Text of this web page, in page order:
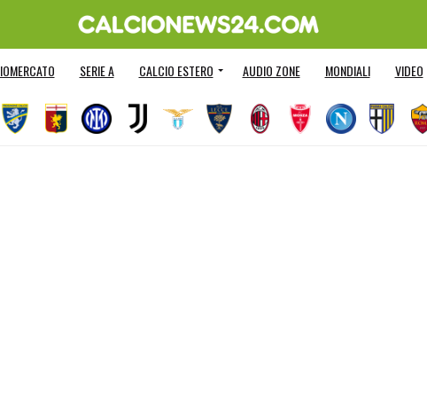
SERIE A CALCIO ESTERO AUDIO ZONE MONDIALI VIDEO